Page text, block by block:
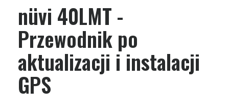
nüvi 40LMT -
Przewodnik po
aktualizacji i instalacji
GPS